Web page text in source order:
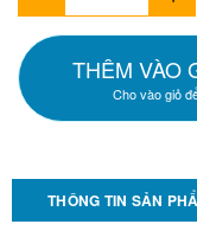
THÊM VÀO
Cho vào giỏ
THÔNG TIN SẢN